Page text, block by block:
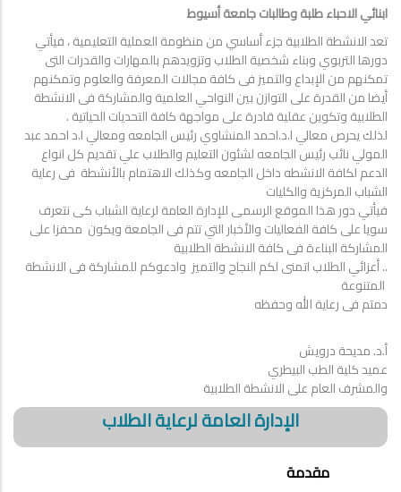
ابنائي الاحباء طلبة وطالبات جامعة أسيوط
تعد الانشطة الطلابية جزء أساسي من منظومة العملية التعليمية ، فيأتي
دورها التربوي وبناء شخصية الطلاب وتزويدهم بالمهارات والقدرات التى
تمكنهم من الإبداع والتميز فى كافة مجالات المعرفة والعلوم وتمكنهم
أيضا من القدرة على التوازن بين النواحي العلمية والمشاركة فى الانشطة
الطلابية وتكوين عقلية قادرة على مواجهة كافة التحديات الحياتية .
لذلك يحرص معالي ا.د.احمد المنشاوي رئيس الجامعه ومعالي ا.د احمد عبد
المولي نائب رئيس الجامعه لشئون التعليم والطلاب علي تقديم كل انواع
الدعم لكافة الانشطه داخل الجامعه وكذلك الاهتمام بالأنشطة فى رعاية
الشباب المركزية والكليات
فيأتي دور هذا الموقع الرسمى للإدارة العامة لرعاية الشباب كى نتعرف
سويا على كافة الفعاليات والأخبار التي تتم فى الجامعة ويكون محفزا على
المشاركة البناءة فى كافة الانشطة الطلابية
.. أعزائي الطلاب اتمنى لكم النجاح والتميز وادعوكم للمشاركة فى الانشطة
المتنوعة
دمتم فى رعاية الله وحفظه
أ.د. مديحة درويش
عميد كلية الطب البيطري
والمشرف العام على الانشطة الطلابية
الإدارة العامة لرعاية الطلاب
مقدمة